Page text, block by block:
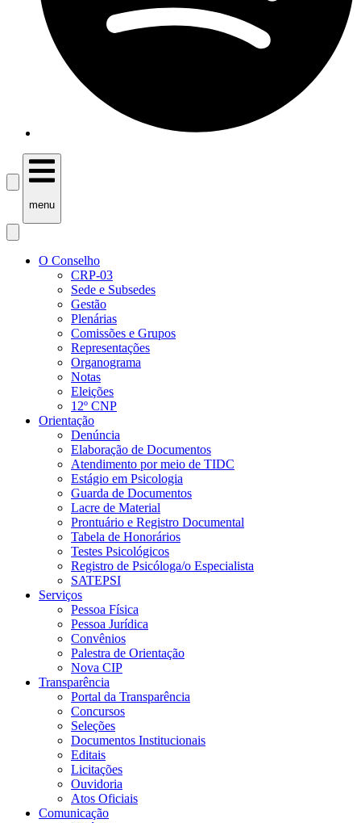
menu
O Conselho
CRP-03
Sede e Subsedes
Gestão
Plenárias
Comissões e Grupos
Representações
Organograma
Notas
Eleições
12º CNP
Orientação
Denúncia
Elaboração de Documentos
Atendimento por meio de TIDC
Estágio em Psicologia
Guarda de Documentos
Lacre de Material
Prontuário e Registro Documental
Tabela de Honorários
Testes Psicológicos
Registro de Psicóloga/o Especialista
SATEPSI
Serviços
Pessoa Física
Pessoa Jurídica
Convênios
Palestra de Orientação
Nova CIP
Transparência
Portal da Transparência
Concursos
Seleções
Documentos Institucionais
Editais
Licitações
Ouvidoria
Atos Oficiais
Comunicação